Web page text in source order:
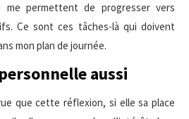
permettent de progresser vers
Ce sont ces tâches-là qui doivent
mon plan de journée.
aussi
que cette réflexion, si elle sa place